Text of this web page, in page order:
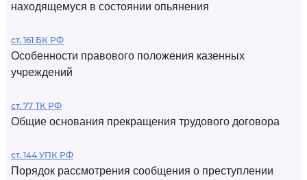
находящемуся в состоянии опьянения
ст. 161 БК РФ
Особенности правового положения казенных
учреждений
ст. 77 ТК РФ
Общие основания прекращения трудового договора
ст. 144 УПК РФ
Порядок рассмотрения сообщения о преступлении